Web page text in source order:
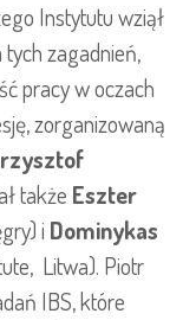
Instytutu wziął
tych zagadnień,
pracy w oczach
zorganizowaną
także Eszter
i Dominykas
Litwa). Piotr
IBS, które